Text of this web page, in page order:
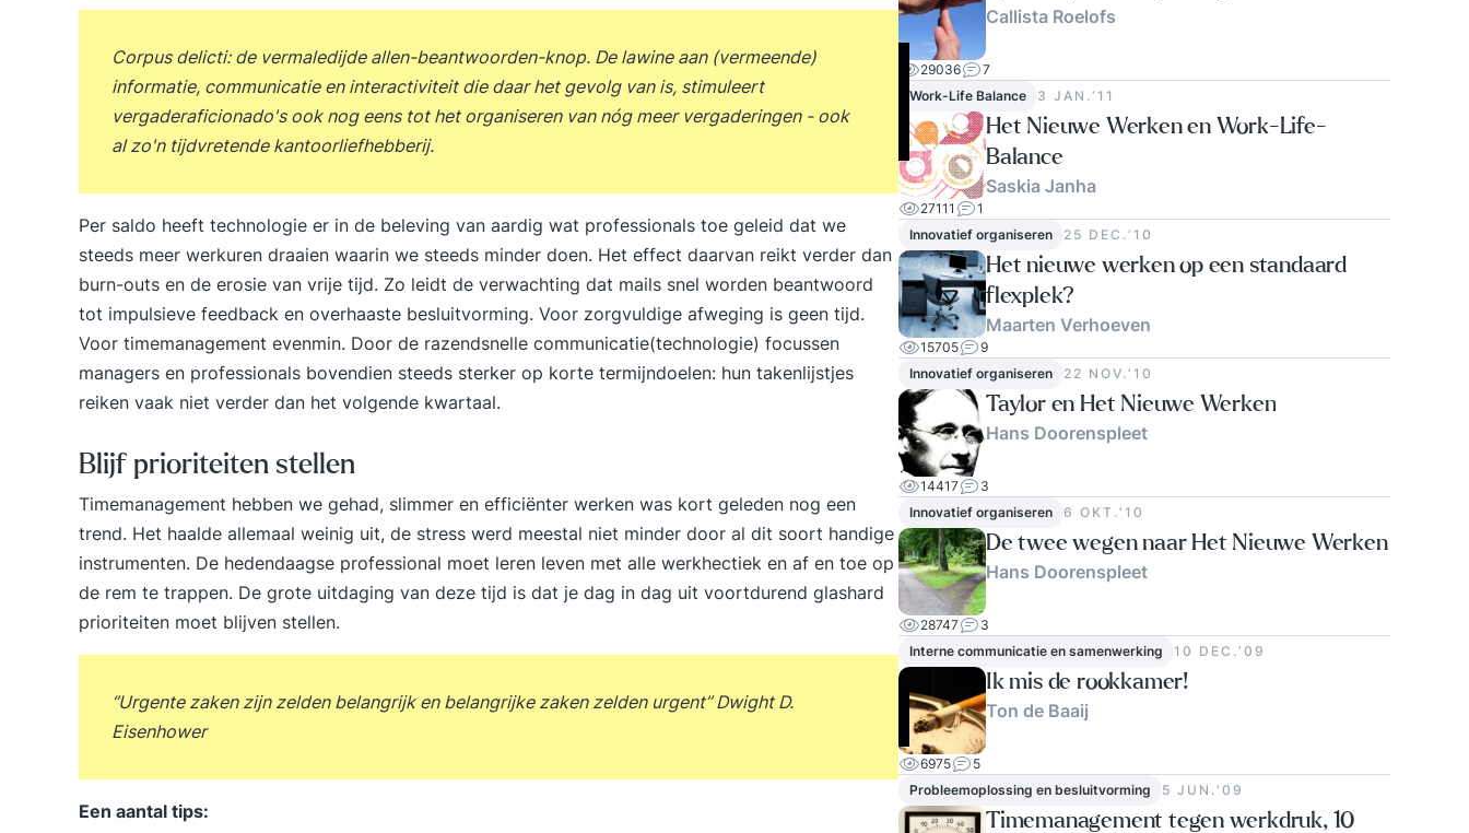
Corpus delicti: de vermaledijde allen-beantwoorden-knop. De lawine aan (vermeende)
informatie, communicatie en interactiviteit die daar het gevolg van is, stimuleert
vergaderaficionado's ook nog eens tot het organiseren van nóg meer vergaderingen - ook
al zo'n tijdvretende kantoorliefhebberij.
Per saldo heeft technologie er in de beleving van aardig wat professionals toe geleid dat we
steeds meer werkuren draaien waarin we steeds minder doen. Het effect daarvan reikt verder dan
burn-outs en de erosie van vrije tijd. Zo leidt de verwachting dat mails snel worden beantwoord
tot impulsieve feedback en overhaaste besluitvorming. Voor zorgvuldige afweging is geen tijd.
Voor timemanagement evenmin. Door de razendsnelle communicatie(technologie) focussen
managers en professionals bovendien steeds sterker op korte termijndoelen: hun takenlijstjes
reiken vaak niet verder dan het volgende kwartaal.
Blijf prioriteiten stellen
Timemanagement hebben we gehad, slimmer en efficiënter werken was kort geleden nog een
trend. Het haalde allemaal weinig uit, de stress werd meestal niet minder door al dit soort handige
instrumenten. De hedendaagse professional moet leren leven met alle werkhectiek en af en toe op
de rem te trappen. De grote uitdaging van deze tijd is dat je dag in dag uit voortdurend glashard
prioriteiten moet blijven stellen.
‘’Urgente zaken zijn zelden belangrijk en belangrijke zaken zelden urgent’’ Dwight D.
Eisenhower
Een aantal tips:
Callista Roelofs
29036
7
Work-Life Balance
3 JAN.‘11
Het Nieuwe Werken en Work-Life-
Balance
Saskia Janha
27111
1
Innovatief organiseren
25 DEC.‘10
Het nieuwe werken op een standaard
flexplek?
Maarten Verhoeven
15705
9
Innovatief organiseren
22 NOV.‘10
Taylor en Het Nieuwe Werken
Hans Doorenspleet
14417
3
Innovatief organiseren
6 OKT.‘10
De twee wegen naar Het Nieuwe Werken
Hans Doorenspleet
28747
3
Interne communicatie en samenwerking
10 DEC.‘09
Ik mis de rookkamer!
Ton de Baaij
6975
5
Probleemoplossing en besluitvorming
5 JUN.‘09
Timemanagement tegen werkdruk, 10